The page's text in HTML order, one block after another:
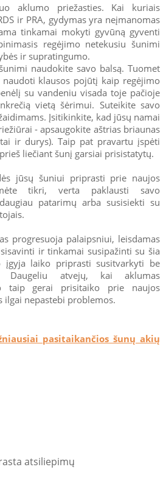
aklumo priežasties. Kai kuriais
ir PRA, gydymas yra neįmanomas
tinkamai mokyti gyvūną gyventi
regėjimo netekusiu šunimi
ir supratingumo.
naudokite savo balsą. Tuomet
klausos pojūtį kaip regėjimo
su vandeniu visada toje pačioje
vietą šėrimui. Suteikite savo
Įsitikinkite, kad jūsų namai
- apsaugokite aštrias briaunas
ir durys). Taip pat pravartu įspėti
liečiant šunį garsiai prisistatytų.
jūsų šuniui priprasti prie naujos
tikri, verta paklausti savo
patarimų arba susisiekti su
progresuoja palaipsniui, leisdamas
ir tinkamai susipažinti su šia
įgyja laiko priprasti susitvarkyti be
Daugeliu atvejų, kai aklumas
taip gerai prisitaiko prie naujos
ilgai nepastebi problemos.
pasitaikančios šunų akių
atsiliepimų